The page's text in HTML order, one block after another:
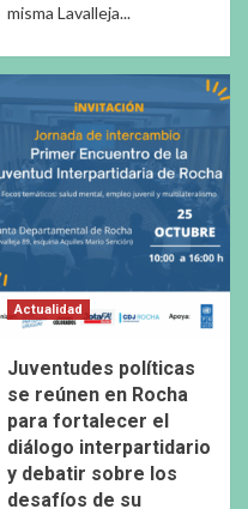
misma Lavalleja...
Actualidad
Juventudes políticas
se reúnen en Rocha
para fortalecer el
diálogo interpartidario
y debatir sobre los
desafíos de su